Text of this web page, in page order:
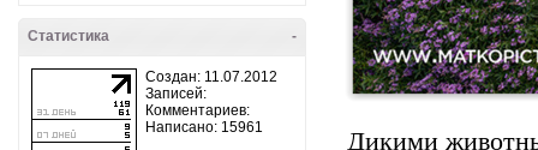
-
Статистика
Создан: 11.07.2012
Записей:
Комментариев:
Написано: 15961
Дикими